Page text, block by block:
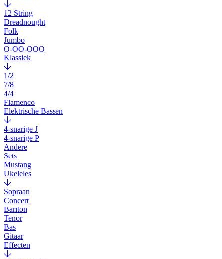
12 String
Dreadnought
Folk
Jumbo
O-OO-OOO
Klassiek
1/2
7/8
4/4
Flamenco
Elektrische Bassen
4-snarige J
4-snarige P
Andere
Sets
Mustang
Ukeleles
Sopraan
Concert
Bariton
Tenor
Bas
Gitaar
Effecten